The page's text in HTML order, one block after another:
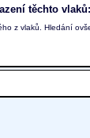
těchto vlaků:
z vlaků. Hledání